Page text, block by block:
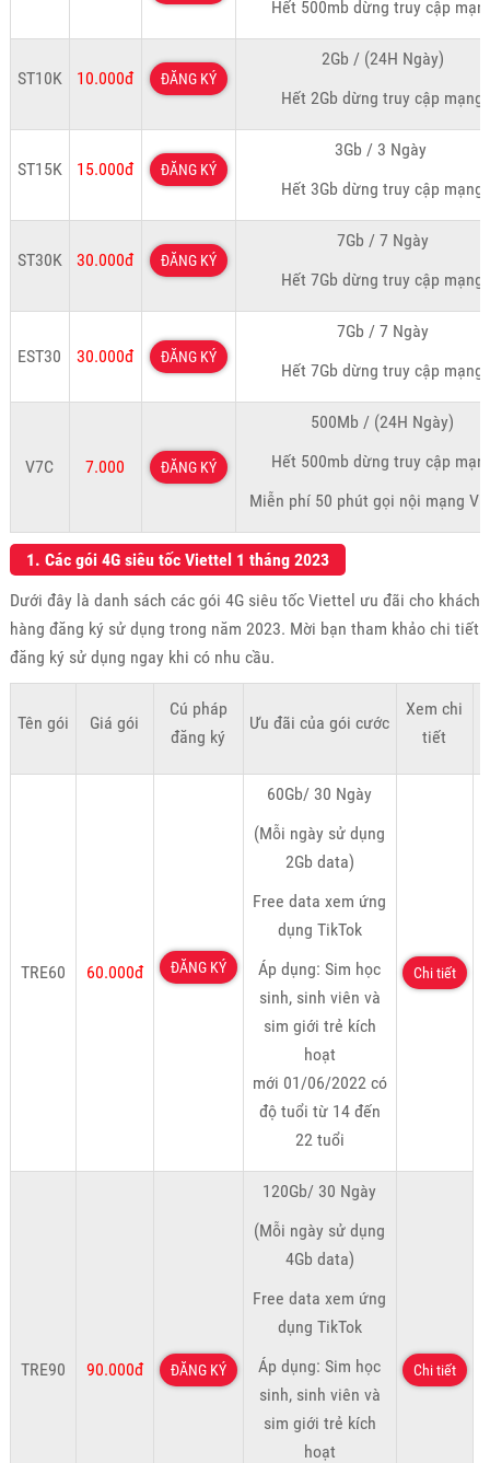
Hết 500mb dừng truy cập
ST10K 10.000đ ĐĂNG KÝ
2Gb / (24H Ngày)
Hết 2Gb dừng truy cập mạng
ST15K 15.000đ ĐĂNG KÝ
3Gb / 3 Ngày
Hết 3Gb dừng truy cập mạng
ST30K 30.000đ ĐĂNG KÝ
7Gb / 7 Ngày
Hết 7Gb dừng truy cập mạng
EST30 30.000đ ĐĂNG KÝ
7Gb / 7 Ngày
Hết 7Gb dừng truy cập mạng
V7C 7.000 ĐĂNG KÝ
500Mb / (24H Ngày)
Hết 500mb dừng truy cập
Miễn phí 50 phút gọi nội mạng
1. Các gói 4G siêu tốc Viettel 1 tháng 2023
Dưới đây là danh sách các gói 4G siêu tốc Viettel ưu đãi cho khách
hàng đăng ký sử dụng trong năm 2023. Mời bạn tham khảo chi tiết
đăng ký sử dụng ngay khi có nhu cầu.
Tên gói Giá gói
Cú pháp
đăng ký
Ưu đãi của gói cước
Xem chi
tiết
TRE60 60.000đ ĐĂNG KÝ
60Gb/ 30 Ngày
(Mỗi ngày sử dụng
2Gb data)
Free data xem ứng
dụng TikTok
Áp dụng: Sim học
sinh, sinh viên và
sim giới trẻ kích
hoạt
mới 01/06/2022 có
độ tuổi từ 14 đến
22 tuổi
Chi tiết
TRE90 90.000đ ĐĂNG KÝ
120Gb/ 30 Ngày
(Mỗi ngày sử dụng
4Gb data)
Free data xem ứng
dụng TikTok
Áp dụng: Sim học
sinh, sinh viên và
sim giới trẻ kích
hoạt
Chi tiết